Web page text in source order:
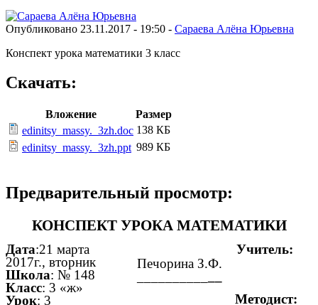
Опубликовано 23.11.2017 - 19:50 - Сараева Алёна Юрьевна
Конспект урока математики 3 класс
Скачать:
Вложение
Размер
edinitsy_massy._3zh.doc 138 КБ
edinitsy_massy._3zh.ppt 989 КБ
Предварительный просмотр:
КОНСПЕКТ УРОКА МАТЕМАТИКИ
Дата:21 марта
2017г., вторник
Школа: № 148
Класс: 3 «ж»
Урок: 3
Учитель:
Печорина З.Ф.
Методист: